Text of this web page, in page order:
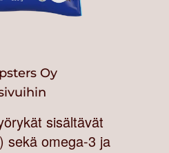
Oy
sisältävät
sekä omega-3 ja